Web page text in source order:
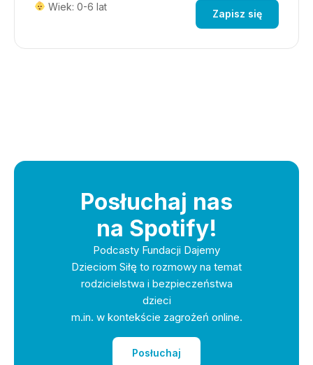
Wiek: 0-6 lat
Zapisz się
Posłuchaj nas
na Spotify!
Podcasty Fundacji Dajemy
Dzieciom Siłę to rozmowy na temat
rodzicielstwa i bezpieczeństwa
dzieci
m.in. w kontekście zagrożeń online.
Posłuchaj